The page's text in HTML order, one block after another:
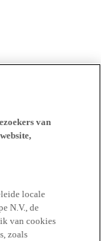
van
locale
N.V., de
van cookies
zoals